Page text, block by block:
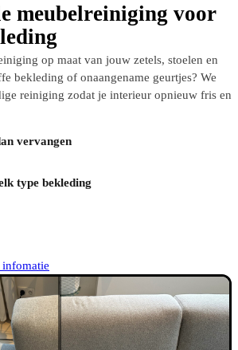
meubelreiniging voor
op maat van jouw zetels, stoelen en
bekleding of onaangename geurtjes? We
reiniging zodat je interieur opnieuw fris en
vervangen
type bekleding
infomatie